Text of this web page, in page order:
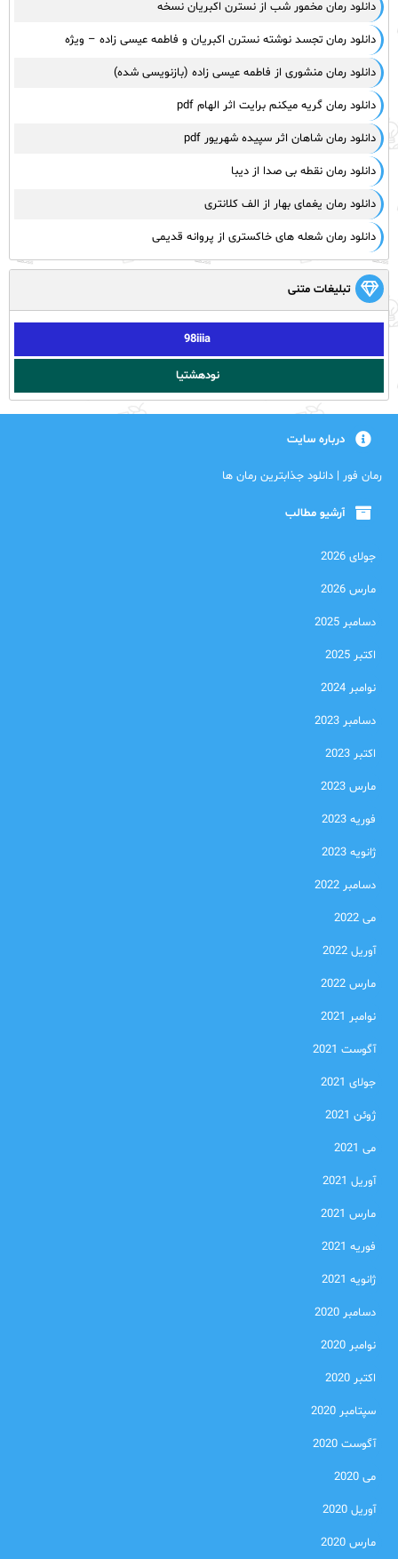
دانلود رمان مخمور شب از نسترن اکبریان نسخه
دانلود رمان تجسد نوشته نسترن اکبریان و فاطمه عیسی زاده – ویژه
دانلود رمان منشوری از فاطمه عیسی زاده (بازنویسی شده)
دانلود رمان گریه میکنم برایت اثر الهام pdf
دانلود رمان شاهان اثر سپیده شهریور pdf
دانلود رمان نقطه بی صدا از دیبا
دانلود رمان یغمای بهار از الف کلانتری
دانلود رمان شعله های خاکستری از پروانه قدیمی
تبلیغات متنی
98iiia
نودهشتیا
درباره سایت
رمان فور | دانلود جذابترین رمان ها
آرشیو مطالب
جولای 2026
مارس 2026
دسامبر 2025
اکتبر 2025
نوامبر 2024
دسامبر 2023
اکتبر 2023
مارس 2023
فوریه 2023
ژانویه 2023
دسامبر 2022
می 2022
آوریل 2022
مارس 2022
نوامبر 2021
آگوست 2021
جولای 2021
ژوئن 2021
می 2021
آوریل 2021
مارس 2021
فوریه 2021
ژانویه 2021
دسامبر 2020
نوامبر 2020
اکتبر 2020
سپتامبر 2020
آگوست 2020
می 2020
آوریل 2020
مارس 2020